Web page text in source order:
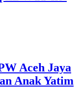
Aceh Jaya
Anak Yatim